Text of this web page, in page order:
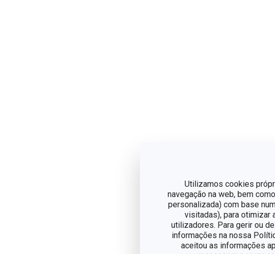
Utilizamos cookies
navegação na web, bem
personalizada) com base
visitadas), para otimizar
utilizadores. Para gerir ou
informações na nossa
aceitou as informações